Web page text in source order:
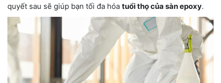
quyết sau sẽ giúp bạn tối đa hóa tuổi thọ của sàn epoxy.